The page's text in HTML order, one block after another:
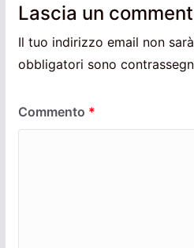
Lascia un
Il tuo indirizzo email non
obbligatori sono
Commento *